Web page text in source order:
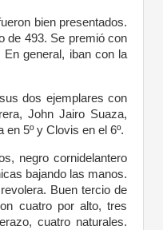
bien presentados.
de 493. Se premió con
En general, iban con la
dos ejemplares con
John Jairo Suaza,
5º y Clovis en el 6º.
negro cornidelantero
bajando las manos.
Buen tercio de
cuatro por alto, tres
cuatro naturales.